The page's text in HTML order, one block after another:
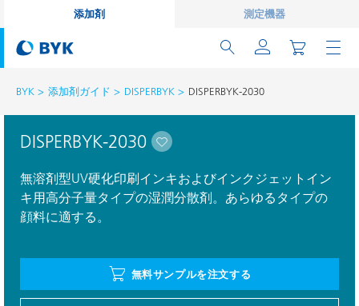
添加剤 測定機器
BYK 添加剤ガイド DISPERBYK DISPERBYK-2030
DISPERBYK-2030
無溶剤型UV硬化印刷インキおよびインクジェットイン
キ用高分子量タイプの湿潤分散剤。あらゆるタイプの
顔料に適する。
無料サンプルを注文する